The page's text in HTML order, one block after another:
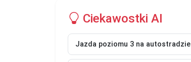
Ciekawostki AI
Jazda poziomu 3 na autostradzie